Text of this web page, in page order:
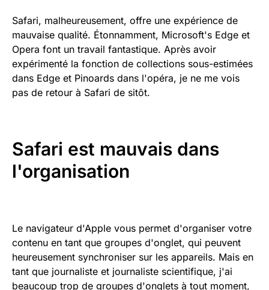
Safari, malheureusement, offre une expérience de
mauvaise qualité. Étonnamment, Microsoft's Edge et
Opera font un travail fantastique. Après avoir
expérimenté la fonction de collections sous-estimées
dans Edge et Pinoards dans l'opéra, je ne me vois
pas de retour à Safari de sitôt.
Safari est mauvais dans
l'organisation
Le navigateur d'Apple vous permet d'organiser votre
contenu en tant que groupes d'onglet, qui peuvent
heureusement synchroniser sur les appareils. Mais en
tant que journaliste et journaliste scientifique, j'ai
beaucoup trop de groupes d'onglets à tout moment,